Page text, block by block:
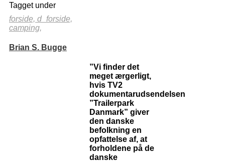
Tagget under
forside, d_forside,
camping,
Brian S. Bugge
”Vi finder det
meget ærgerligt,
hvis TV2
dokumentarudsendelsen
”Trailerpark
Danmark” giver
den danske
befolkning en
opfattelse af, at
forholdene på de
danske